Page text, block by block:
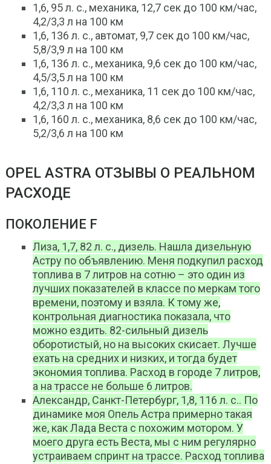
1,6, 95 л. с., механика, 12,7 сек до 100 км/час,
4,2/3,3 л на 100 км
1,6, 136 л. с., автомат, 9,7 сек до 100 км/час,
5,8/3,9 л на 100 км
1,6, 136 л. с., механика, 9,6 сек до 100 км/час,
4,5/3,5 л на 100 км
1,6, 110 л. с., механика, 11 сек до 100 км/час,
4,2/3,3 л на 100 км
1,6, 160 л. с., механика, 8,6 сек до 100 км/час,
5,2/3,6 л на 100 км
OPEL ASTRA ОТЗЫВЫ О РЕАЛЬНОМ
РАСХОДЕ
ПОКОЛЕНИЕ F
Лиза, 1,7, 82 л. с., дизель. Нашла дизельную
Астру по объявлению. Меня подкупил расход
топлива в 7 литров на сотню – это один из
лучших показателей в классе по меркам того
времени, поэтому и взяла. К тому же,
контрольная диагностика показала, что
можно ездить. 82-сильный дизель
оборотистый, но на высоких скисает. Лучше
ехать на средних и низких, и тогда будет
экономия топлива. Расход в городе 7 литров,
а на трассе не больше 6 литров.
Александр, Санкт-Петербург, 1,8, 116 л. с.. По
динамике моя Опель Астра примерно такая
же, как Лада Веста с похожим мотором. У
моего друга есть Веста, мы с ним регулярно
устраиваем спринт на трассе. Расход топлива